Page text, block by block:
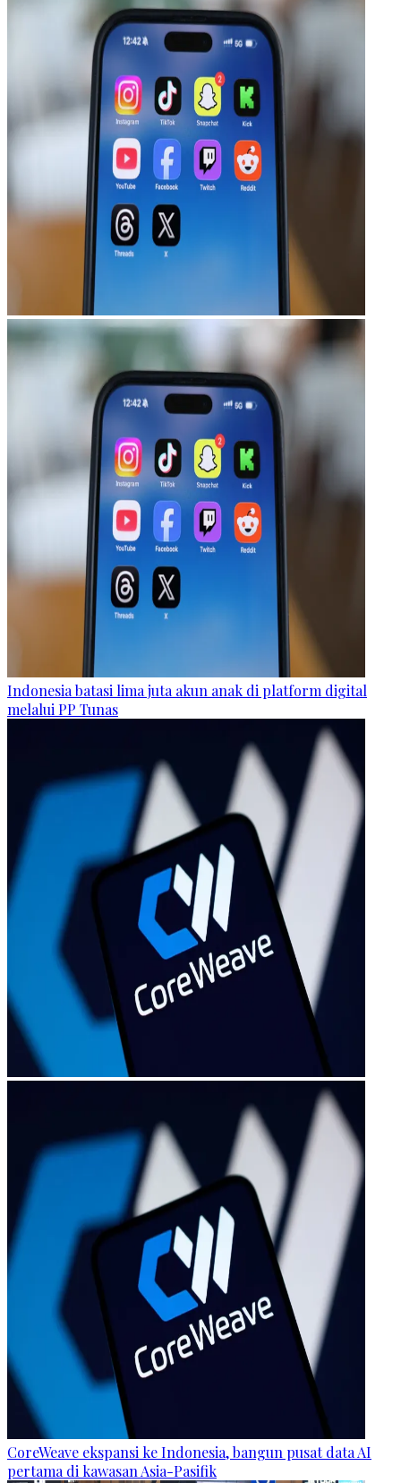
Indonesia batasi lima juta akun anak di platform digital
melalui PP Tunas
CoreWeave ekspansi ke Indonesia, bangun pusat data AI
pertama di kawasan Asia-Pasifik